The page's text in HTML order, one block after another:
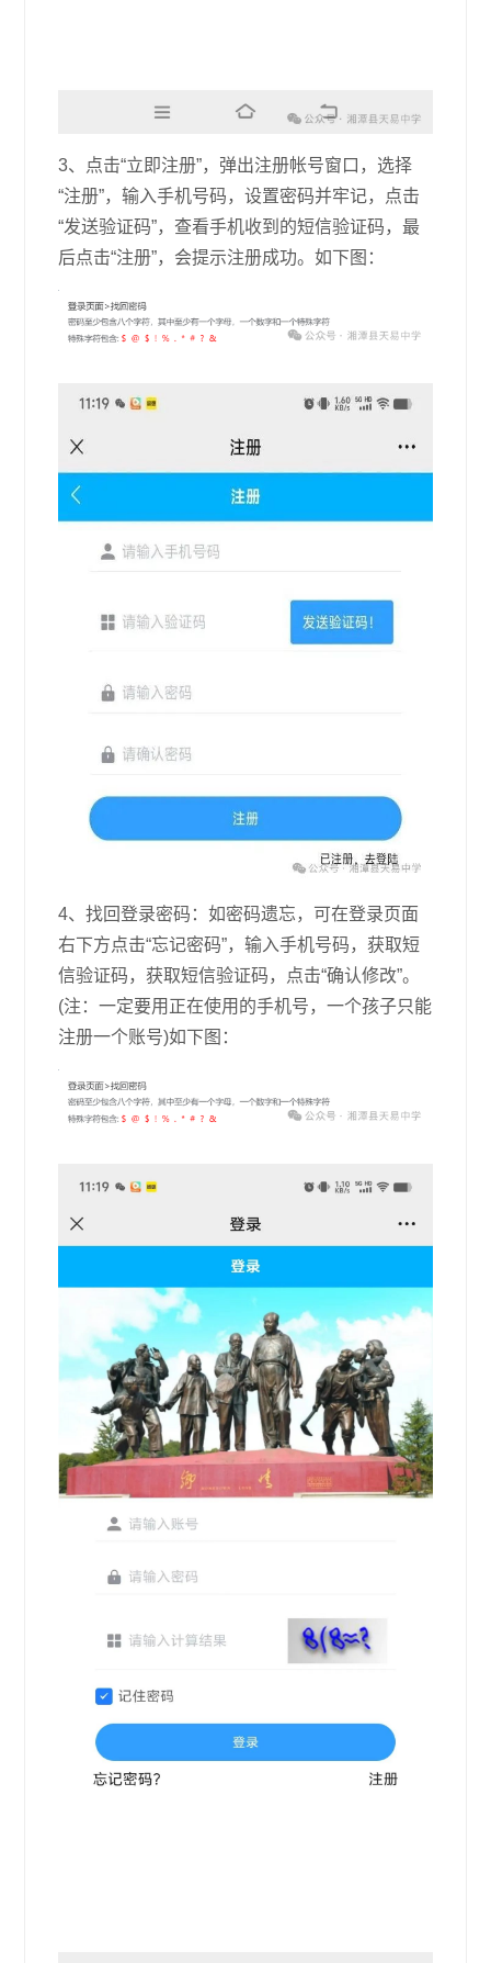
3、点击“立即注册”，弹出注册帐号窗口，选择
“注册”，输入手机号码，设置密码并牢记，点击
“发送验证码”，查看手机收到的短信验证码，最
后点击“注册”，会提示注册成功。如下图：
4、找回登录密码：如密码遗忘，可在登录页面
右下方点击“忘记密码”，输入手机号码，获取短
信验证码，获取短信验证码，点击“确认修改”。
(注：一定要用正在使用的手机号，一个孩子只能
注册一个账号)如下图：